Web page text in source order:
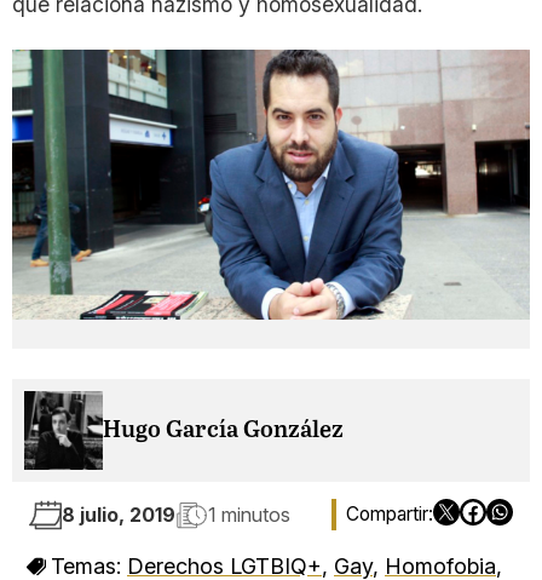
Hugo García González
8 julio, 2019 1 minutos
Temas: Derechos LGTBIQ+, Gay, Homofobia,